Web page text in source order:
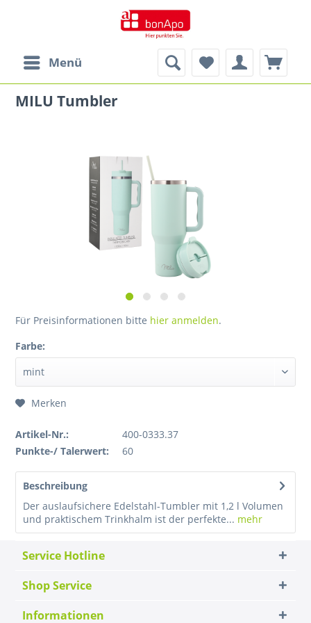
Menü
MILU Tumbler
Für Preisinformationen bitte hier anmelden.
Farbe:
Merken
Artikel-Nr.:
400-0333.37
Punkte-/ Talerwert:
60
Beschreibung
Der auslaufsichere Edelstahl-Tumbler mit 1,2 l Volumen
und praktischem Trinkhalm ist der perfekte... mehr
Service Hotline
Shop Service
Informationen